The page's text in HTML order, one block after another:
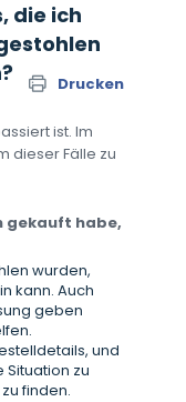
die ich
Drucken
ist. Im
dieser Fälle zu
gekauft habe,
wurden,
kann. Auch
geben
und
Situation zu
finden.